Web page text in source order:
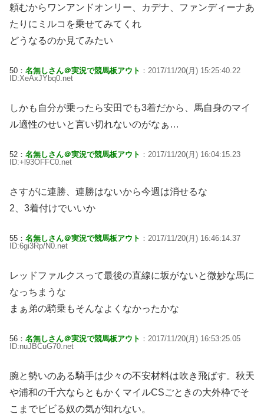
頼むからワンアンドオンリー、カデナ、ファンディーナあ
たりにミルコを乗せてみてくれ
どうなるのか見てみたい
50： 名無しさん＠実況で競馬板アウト ：2017/11/20(月) 15:25:40.22
ID:XeAxJYbq0.net
しかも自分が乗ったら安田でも3着だから、馬自身のマイ
ル適性のせいと言い切れないのがなぁ…
52： 名無しさん＠実況で競馬板アウト ：2017/11/20(月) 16:04:15.23
ID:+l93OFFC0.net
さすがに連勝、連勝はないから今週は消せるな
2、3着付けでいいか
55： 名無しさん＠実況で競馬板アウト ：2017/11/20(月) 16:46:14.37
ID:6gi3Rp/N0.net
レッドファルクスって最後の直線に坂がないと微妙な馬に
なっちまうな
まぁ弟の騎乗もそんなよくなかったかな
56： 名無しさん＠実況で競馬板アウト ：2017/11/20(月) 16:53:25.05
ID:nuJBCuG70.net
腕と勢いのある騎手は少々の不安材料は吹き飛ばす。秋天
や浦和の千六ならともかくマイルCSごときの大外枠でそ
こまでビビる奴の気が知れない。